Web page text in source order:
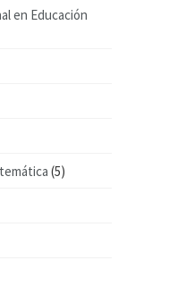
en Educación
(5)